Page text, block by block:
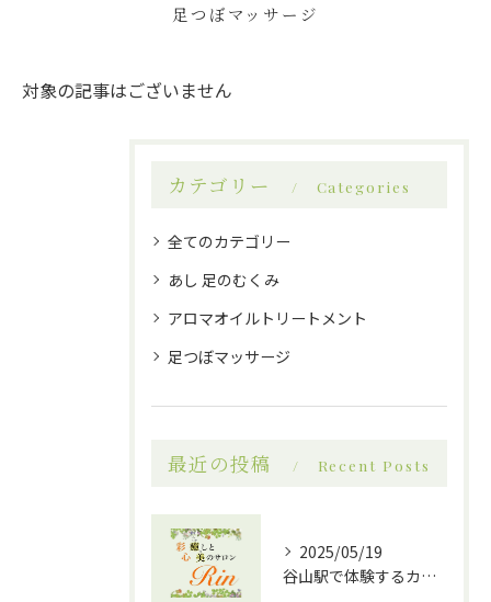
足つぼマッサージ
対象の記事はございません
カテゴリー Categories
全てのカテゴリー
あし 足のむくみ
アロマオイルトリートメント
足つぼマッサージ
最近の投稿 Recent Posts
2025/05/19
谷山駅で体験するカッサとアロマオイルの相乗効果！究極のリラクゼーションへ